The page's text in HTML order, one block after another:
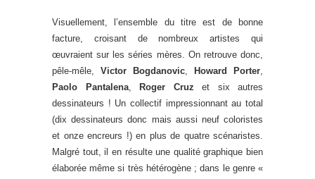
Visuellement, l’ensemble du titre est de bonne
facture, croisant de nombreux artistes qui
œuvraient sur les séries mères. On retrouve donc,
pêle-mêle, Victor Bogdanovic, Howard Porter,
Paolo Pantalena, Roger Cruz et six autres
dessinateurs ! Un collectif impressionnant au total
(dix dessinateurs donc mais aussi neuf coloristes
et onze encreurs !) en plus de quatre scénaristes.
Malgré tout, il en résulte une qualité graphique bien
élaborée même si très hétérogène ; dans le genre «